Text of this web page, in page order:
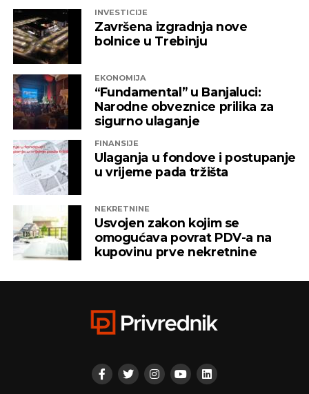
INVESTICIJE
Završena izgradnja nove
bolnice u Trebinju
EKONOMIJA
“Fundamental” u Banjaluci:
Narodne obveznice prilika za
sigurno ulaganje
FINANSIJE
Ulaganja u fondove i postupanje
u vrijeme pada tržišta
NEKRETNINE
Usvojen zakon kojim se
omogućava povrat PDV-a na
kupovinu prve nekretnine